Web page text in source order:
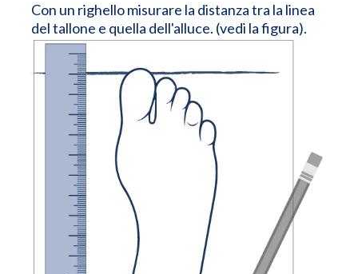
Con un righello misurare la distanza tra la linea
del tallone e quella dell'alluce. (vedi la figura).